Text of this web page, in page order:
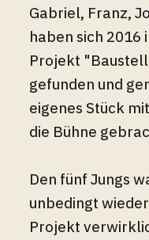
Gabriel, Franz,
haben sich 2016
Projekt
gefunden und
eigenes Stück
die Bühne
Den fünf Jungs
unbedingt
Projekt